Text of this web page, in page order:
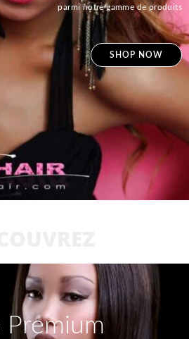
parmi notre gamme de produits
SHOP NOW
Premium